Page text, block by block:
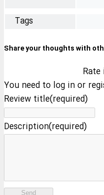
Tags
Share your thoughts with
Rate
You need to log in or
Review title(required)
Description(required)
Send